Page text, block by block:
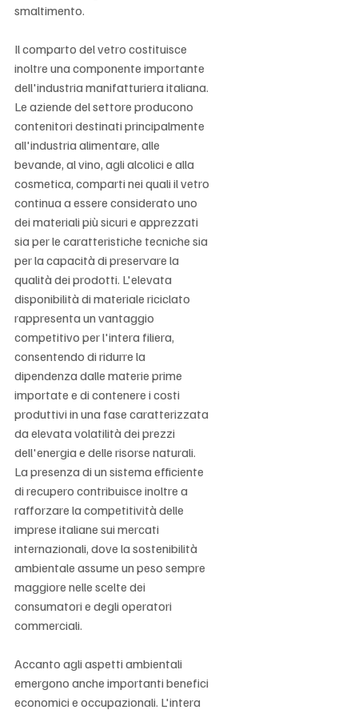
smaltimento.
Il comparto del vetro costituisce
inoltre una componente importante
dell'industria manifatturiera italiana.
Le aziende del settore producono
contenitori destinati principalmente
all'industria alimentare, alle
bevande, al vino, agli alcolici e alla
cosmetica, comparti nei quali il vetro
continua a essere considerato uno
dei materiali più sicuri e apprezzati
sia per le caratteristiche tecniche sia
per la capacità di preservare la
qualità dei prodotti. L'elevata
disponibilità di materiale riciclato
rappresenta un vantaggio
competitivo per l'intera filiera,
consentendo di ridurre la
dipendenza dalle materie prime
importate e di contenere i costi
produttivi in una fase caratterizzata
da elevata volatilità dei prezzi
dell'energia e delle risorse naturali.
La presenza di un sistema efficiente
di recupero contribuisce inoltre a
rafforzare la competitività delle
imprese italiane sui mercati
internazionali, dove la sostenibilità
ambientale assume un peso sempre
maggiore nelle scelte dei
consumatori e degli operatori
commerciali.
Accanto agli aspetti ambientali
emergono anche importanti benefici
economici e occupazionali. L'intera